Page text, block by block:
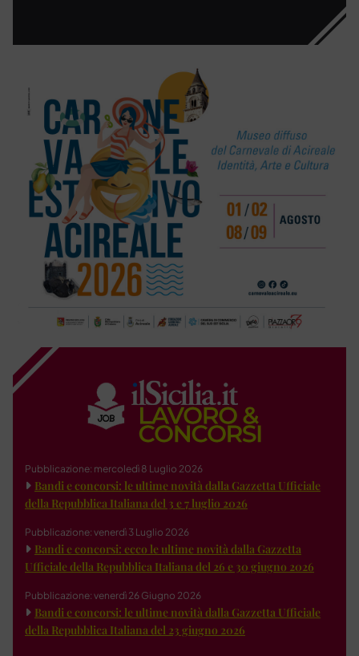
Pubblicazione: mercoledì 8 Luglio 2026
Bandi e concorsi: le ultime novità dalla Gazzetta Ufficiale
della Repubblica Italiana del 3 e 7 luglio 2026
Pubblicazione: venerdì 3 Luglio 2026
Bandi e concorsi: ecco le ultime novità dalla Gazzetta
Ufficiale della Repubblica Italiana del 26 e 30 giugno 2026
Pubblicazione: venerdì 26 Giugno 2026
Bandi e concorsi: le ultime novità dalla Gazzetta Ufficiale
della Repubblica Italiana del 23 giugno 2026